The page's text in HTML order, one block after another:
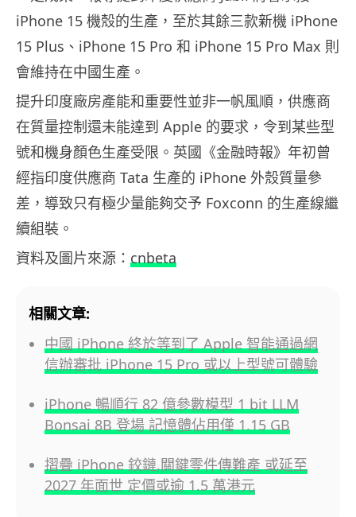
iPhone 15 機殼的生產，至於其餘三款新機 iPhone
15 Plus、iPhone 15 Pro 和 iPhone 15 Pro Max 則
會維持在中國生產。
提升印度廠房產能和重要性並非一帆風順，供應商
在質量控制還未能達到 Apple 的要求，令到某些型
號和機身顏色生產受限。英國《金融時報》年初曾
經指印度供應商 Tata 生產的 iPhone 外殼質量參
差，導致只有極少量能夠交予 Foxconn 的生產線繼
續組裝。
資料及圖片來源： cnbeta
相關文章:
中國 iPhone 終於等到了 Apple 智能通過網
信辦審批 iPhone 15 Pro 或以上型號可體驗
iPhone 暢順行 82 億參數模型 1 bit LLM
Bonsai 8B 登場 記憶體佔用僅 1.15 GB
摺疊 iPhone 鉸鏈,關鍵零件傳難產 或延至
2027 年面世 定價或逾 1.5 萬港元